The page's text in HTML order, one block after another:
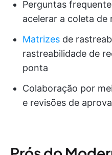
Perguntas
acelerar a coleta de
Matrizes de
rastreabilidade de
ponta
Colaboração por
e revisões de